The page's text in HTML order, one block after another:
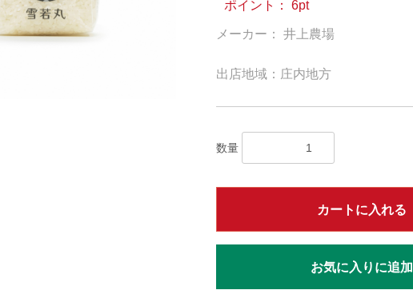
ポイント： 6pt
メーカー： 井上農場
出店地域：庄内地方
数量
カートに入れる
お気に入りに追加